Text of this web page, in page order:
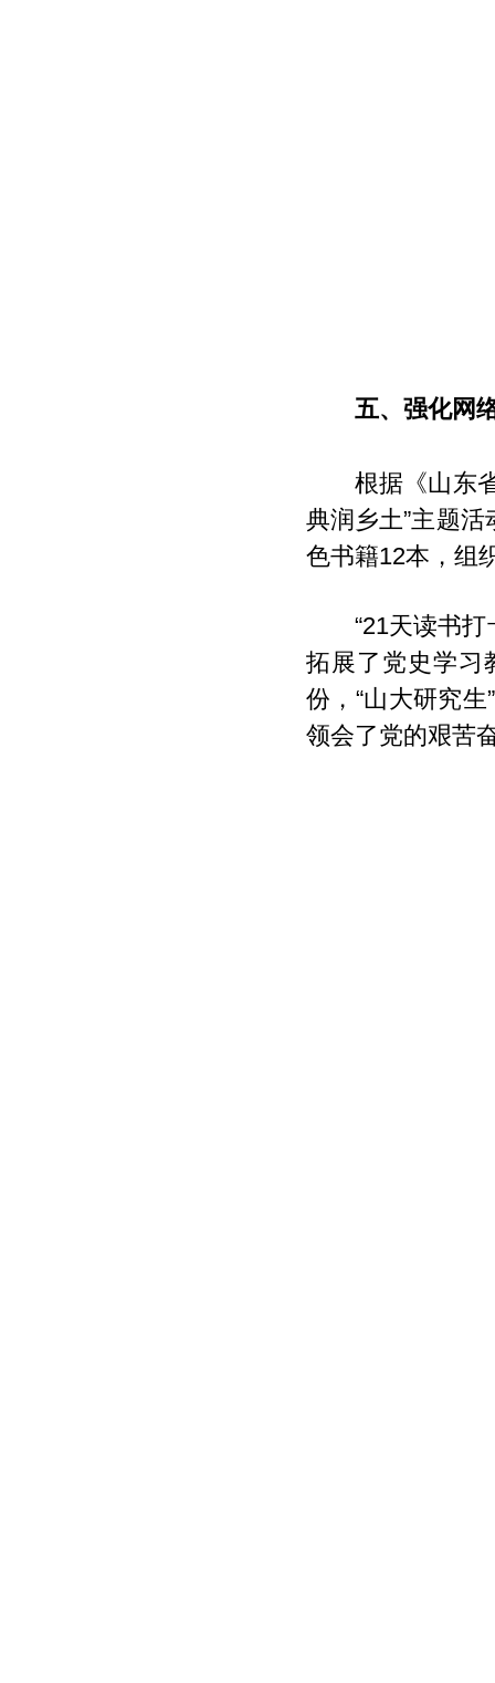
五、强化网
根据《山东
典润乡土”主题
色书籍12本，组
“21天读书
拓展了党史学习
份，“山大研究
领会了党的艰苦